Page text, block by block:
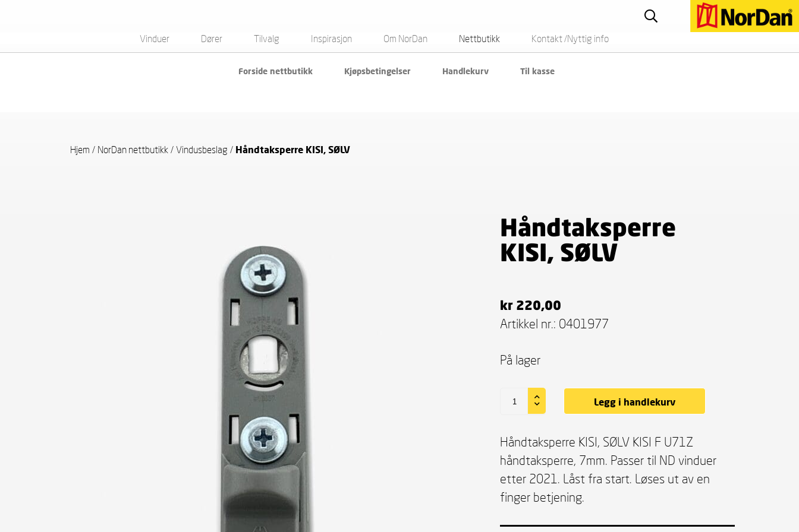
Vinduer Dører Tilvalg Inspirasjon Om NorDan Nettbutikk
Forside nettbutikk Kjøpsbetingelser Handlekurv Til kasse
Kontakt /Nyttig info
Hjem / NorDan nettbutikk / Vindusbeslag /Håndtaksperre KISI, SØLV
Håndtaksperre
KISI, SØLV
kr 220,00
Artikkel nr.: 0401977
På lager
Legg i handlekurv
Håndtaksperre KISI, SØLV KISI F U71Z
håndtaksperre, 7mm. Passer til ND vinduer
etter 2021. Låst fra start. Løses ut av en
finger betjening.